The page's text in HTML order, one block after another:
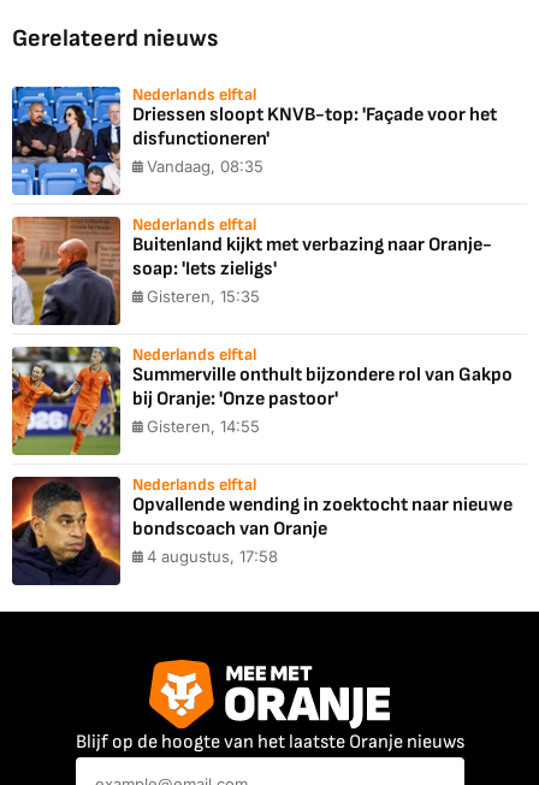
Gerelateerd nieuws
Nederlands elftal
Driessen sloopt KNVB-top: 'Façade voor het
disfunctioneren'
Vandaag, 08:35
Nederlands elftal
Buitenland kijkt met verbazing naar Oranje-
soap: 'Iets zieligs'
Gisteren, 15:35
Nederlands elftal
Summerville onthult bijzondere rol van Gakpo
bij Oranje: 'Onze pastoor'
Gisteren, 14:55
Nederlands elftal
Opvallende wending in zoektocht naar nieuwe
bondscoach van Oranje
4 augustus, 17:58
Blijf op de hoogte van het laatste Oranje nieuws